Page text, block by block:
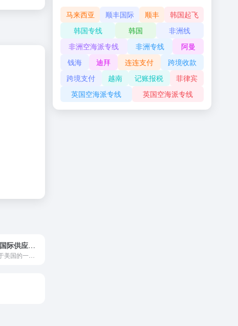
广东易清关国际供应链有限公司
马来西亚 顺丰国际 顺丰
韩国起飞
韩国专线
韩国
非洲线
非洲空海派专线
非洲专线
阿曼
钱海
迪拜 连连支付
跨境收款
跨境支付
越南 记账报税
菲律宾
英国空海派专线
英国空海派专线